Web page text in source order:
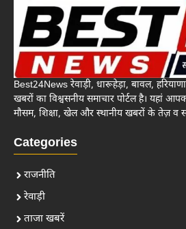
Best24News रेवाड़ी, धारूहेड़ा, बावल,
खबरों का विश्वसनीय समाचार पोर्टल है। यहां
मौसम, शिक्षा, खेल और स्थानीय खबरों के तेज़ व
Categories
राजनीति
रेवाड़ी
ताजा खबरें